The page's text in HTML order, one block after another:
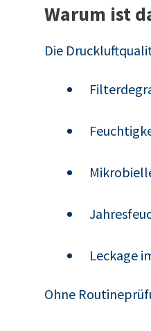
Warum ist
Die
Leckage
Ohne